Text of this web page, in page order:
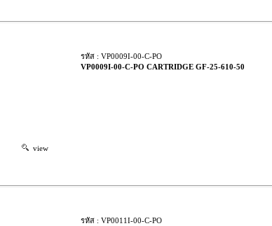
view
รหัส : VP0009I-00-C-PO
VP0009I-00-C-PO CARTRIDGE GF-25-610-50
รหัส : VP0011I-00-C-PO